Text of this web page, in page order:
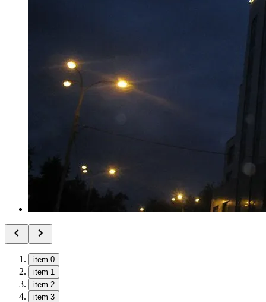
item 0
item 1
item 2
item 3